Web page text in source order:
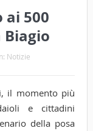
ai 500
Biagio
Notizie
il momento più
e cittadini
della posa